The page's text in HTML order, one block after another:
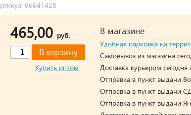
66641428
465,00 руб.
Купить оптом
В магазине
Удобная парковка на
Самовывоз из магазина
Доставка курьером сегодня
Отправка в пункт выдачи
Отправка в пункт выдачи
Отправка в пункт выдачи